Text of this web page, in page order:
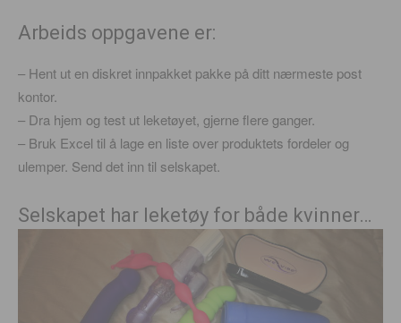
Arbeids oppgavene er:
– Hent ut en diskret innpakket pakke på ditt nærmeste post
kontor.
– Dra hjem og test ut leketøyet, gjerne flere ganger.
– Bruk Excel til å lage en liste over produktets fordeler og
ulemper. Send det inn til selskapet.
Selskapet har leketøy for både kvinner…